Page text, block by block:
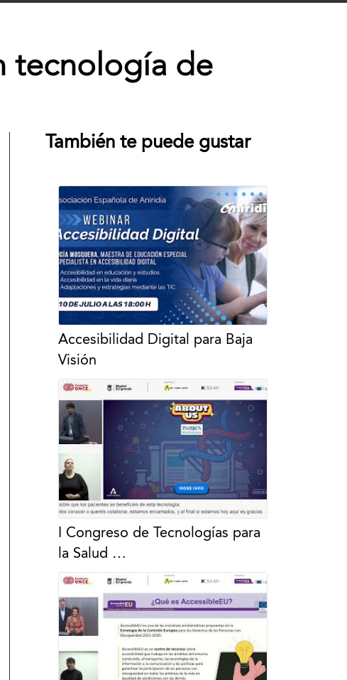
tecnología de
También te puede gustar
Accesibilidad Digital para Baja
Visión
I Congreso de Tecnologías para
la Salud …